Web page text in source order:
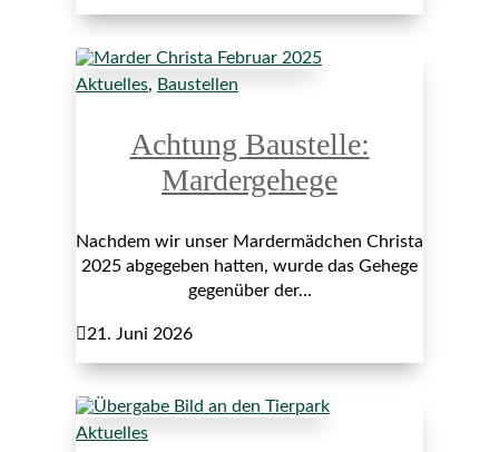
Aktuelles, Baustellen
Achtung Baustelle:
Mardergehege
Nachdem wir unser Mardermädchen Christa
2025 abgegeben hatten, wurde das Gehege
gegenüber der...
21. Juni 2026
Aktuelles